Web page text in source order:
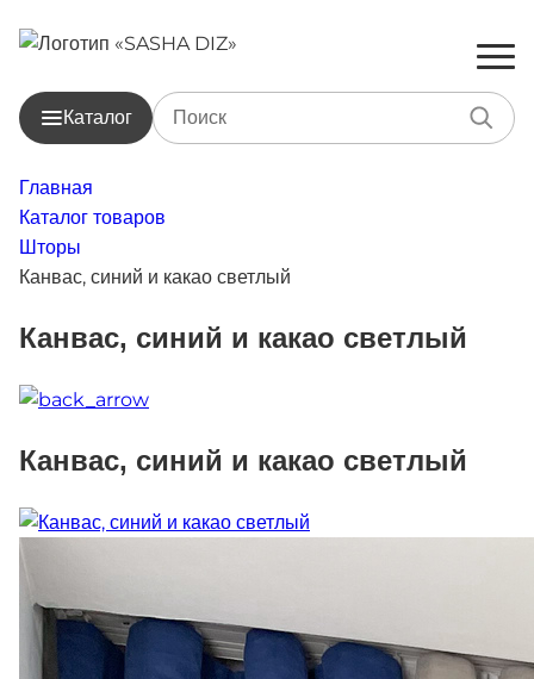
Каталог
Главная
Каталог товаров
Шторы
Канвас, синий и какао светлый
Канвас, синий и какао светлый
Канвас, синий и какао светлый